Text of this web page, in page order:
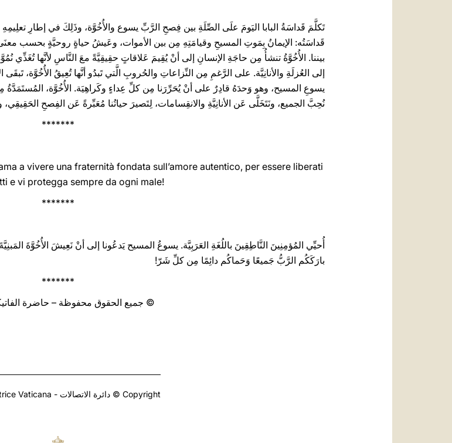
تَكلَّمَ قَداسَةُ البابا اليَومَ علَى الصِّلَةِ بين فِصحِ الرَّبِّ يسوع والأُخُوَّة، وذَلِكَ في إطارِ
قَداسَتُه: الإيمانُ بِمَوتِ المسيحِ وقيامَتِهِ مِن بين الأموات، وعَيشُ حياةٍ روحيَّةٍ بحسب
بيننا. الأُخُوَّةُ تنشأُ مِن حاجَةِ الإنسانِ إلى أنْ يُقِيمَ عَلاقاتٍ حقِيقِيَّةً معَ النَّاسِ لأنَّها تُغَذِّي
إلى العُزلَةِ والأنانِيَّة. على الرَّغمِ مِن النِّزاعاتِ والحُروبِ الَّتي تَبدُو أنَّها تُعِيقُ الأُخُوَّة،
يسوعِ المسيح، وهو وَحدَهُ قادِرٌ على أنْ يُحَرِّرَنا مِن كلِّ عِداءٍ وكَراهِيَة. الأُخُوَّة، المُستَمَدَّةُ
نُحِبَّ الجميع، ونَتَخَلَّى عَن الأنانِيَّةِ والانقِسامات، لِتَصيرَ حياتُنا مُعَبِّرةً عَن الفِصحِ
*******
a vivere una fraternità fondata sull’amore autentico, per essere liberati
da ogni odio e rancore. Il Signore vi benedica tutti e vi protegga ‎sempre da ogni male‎‎‎‏!
*******
أُحيِّي المُؤمِنِينَ النَّاطِقِينَ باللُغَةِ العَرَبِيَّة. يسوعُ المسيح يَدعُونا إلى أنْ نَعِيشَ الأُخُوَّةَ
بارَكَكُم الرَّبُّ جَميعًا وَحَماكُم دائِمًا مِن كلِّ شَرّ!
*******
© جميع الحقوق محفوظة – حاضرة الفاتيكان
Copyright © دائرة الاتصالات - Libreria Editrice Vaticana